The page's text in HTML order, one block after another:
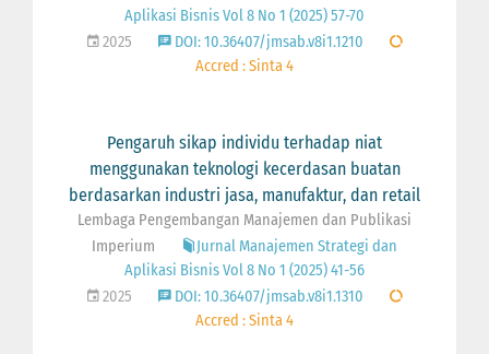
Aplikasi Bisnis Vol 8 No 1 (2025) 57-70
2025
DOI: 10.36407/jmsab.v8i1.1210
Accred : Sinta 4
Pengaruh sikap individu terhadap niat
menggunakan teknologi kecerdasan buatan
berdasarkan industri jasa, manufaktur, dan retail
Lembaga Pengembangan Manajemen dan Publikasi
Imperium
Jurnal Manajemen Strategi dan
Aplikasi Bisnis Vol 8 No 1 (2025) 41-56
2025
DOI: 10.36407/jmsab.v8i1.1310
Accred : Sinta 4